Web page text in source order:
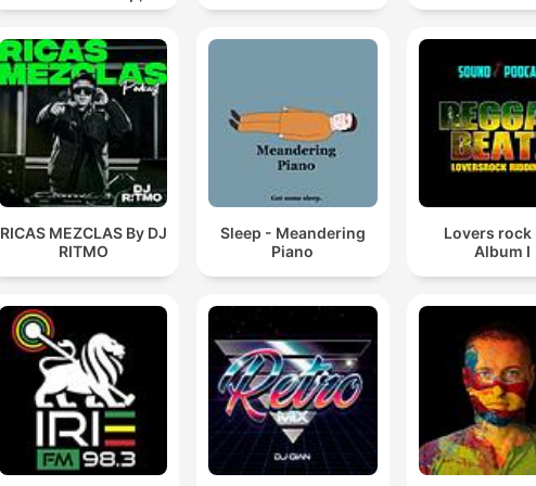
Meditation &
RICAS MEZCLAS By DJ
RITMO
Sleep - Meandering
Piano
Lovers rock
Album I